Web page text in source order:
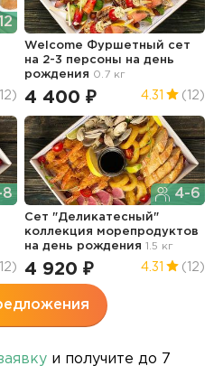
Welcome Фуршетный сет
на 2-3 персоны на день
рождения 0.7 кг
4 400 ₽ 4.31 (12)
4-6
Сет "Деликатесный"
коллекция морепродуктов
на день рождения 1.5 кг
4 920 ₽ 4.31 (12)
и получите до 7